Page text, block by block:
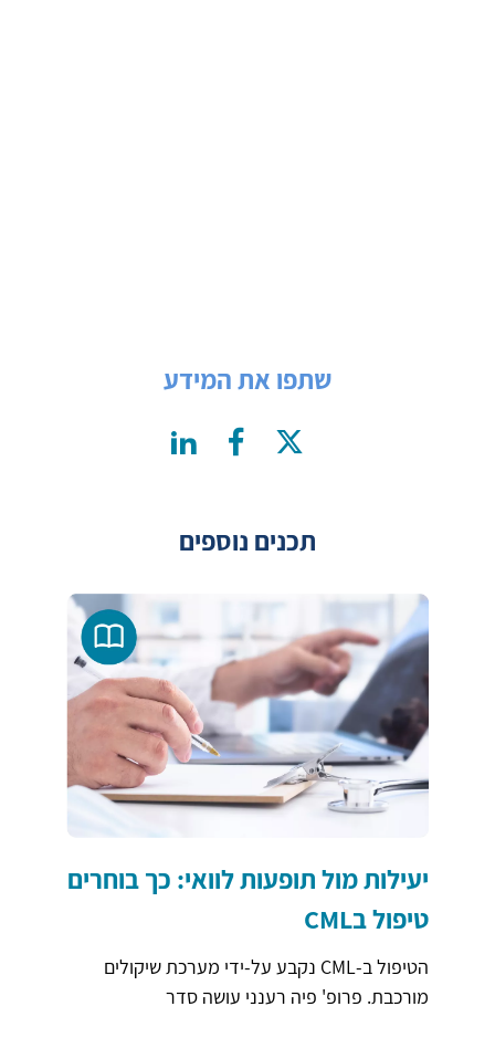
שתפו את המידע
תכנים נוספים
יעילות מול תופעות לוואי: כך בוחרים
טיפול בCML
הטיפול ב-CML נקבע על-ידי מערכת שיקולים
מורכבת. פרופ' פיה רענני עושה סדר